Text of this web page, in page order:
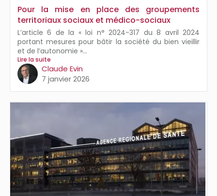
Pour la mise en place des groupements
territoriaux sociaux et médico-sociaux
L’article 6 de la « loi n° 2024-317 du 8 avril 2024
portant mesures pour bâtir la société du bien vieillir
et de l’autonomie »...
Lire la suite
Claude Evin
7 janvier 2026